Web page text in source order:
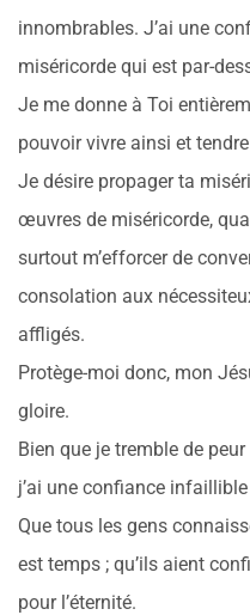
innombrables. J’ai une
miséricorde qui est par-
Je me donne à Toi
pouvoir vivre ainsi et
Je désire propager ta
œuvres de miséricorde,
surtout m’efforcer de
consolation aux
affligés.
Protège-moi donc, mon
gloire.
Bien que je tremble de
j’ai une confiance
Que tous les gens
est temps ; qu’ils aient
pour l’éternité.